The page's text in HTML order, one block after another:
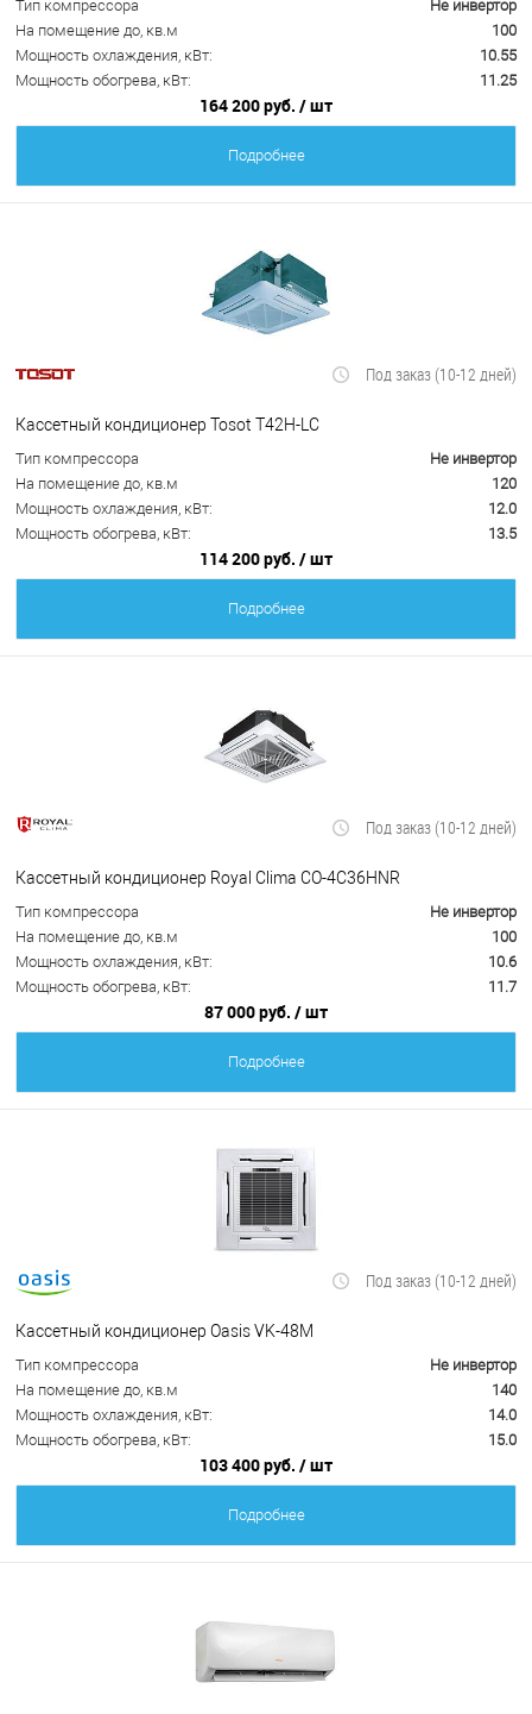
Тип компрессора
Не инвертор
На помещение до, кв.м
100
Мощность охлаждения, кВт:
10.55
Мощность обогрева, кВт:
11.25
164 200 руб. / шт
Подробнее
Под заказ (10-12 дней)
Кассетный кондиционер Tosot T42H-LC
Тип компрессора
Не инвертор
На помещение до, кв.м
120
Мощность охлаждения, кВт:
12.0
Мощность обогрева, кВт:
13.5
114 200 руб. / шт
Подробнее
Под заказ (10-12 дней)
Кассетный кондиционер Royal Clima CO-4C36HNR
Тип компрессора
Не инвертор
На помещение до, кв.м
100
Мощность охлаждения, кВт:
10.6
Мощность обогрева, кВт:
11.7
87 000 руб. / шт
Подробнее
Под заказ (10-12 дней)
Кассетный кондиционер Oasis VK-48M
Тип компрессора
Не инвертор
На помещение до, кв.м
140
Мощность охлаждения, кВт:
14.0
Мощность обогрева, кВт:
15.0
103 400 руб. / шт
Подробнее